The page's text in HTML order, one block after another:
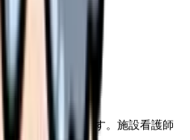
ける
うことが重要です。施設看護師